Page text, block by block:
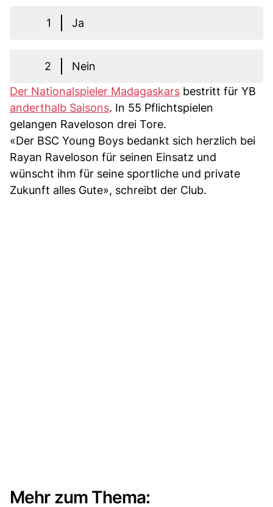
1 Ja
2
Nein
Der Nationalspieler Madagaskars bestritt für YB
anderthalb Saisons. In 55 Pflichtspielen
gelangen Raveloson drei Tore.
«Der BSC Young Boys bedankt sich herzlich bei
Rayan Raveloson für seinen Einsatz und
wünscht ihm für seine sportliche und private
Zukunft alles Gute», schreibt der Club.
Mehr zum Thema: